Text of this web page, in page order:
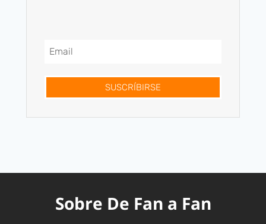
SUSCRÍBIRSE
Sobre De Fan a Fan